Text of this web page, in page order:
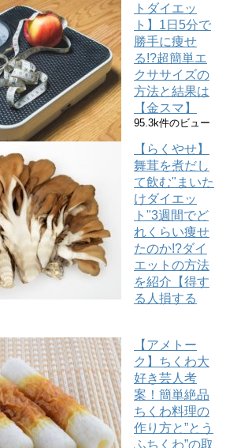
トダイエッ
ト】1日5分で
勝手に痩せ
る!?超簡単エ
クササイズの
方法と結果は
【金スマ】
95.3k件のビュー
【らくやせ】
舞茸を煮だし
て飲む"まいた
けダイエッ
ト"3週間でど
れくらい痩せ
たのか!?ダイ
エットの方法
を紹介【得す
る人損する
【アメトー
ク】ちくわ大
好き芸人考
案！簡単絶品
ちくわ料理の
作り方と”とう
ふちくわ”の取